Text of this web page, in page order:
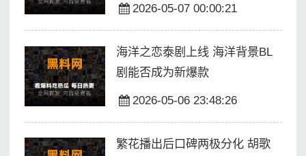
2026-05-07 00:00:21
海洋之恋泰剧上线 海洋背景BL
剧能否成为新爆款
2026-05-06 23:48:26
繁花播出后口碑两极分化 胡歌